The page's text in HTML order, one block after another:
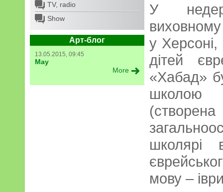
TV, radio
Show
Арт-блог
13.05.2015, 09:45
May
More
У
у
дітей
«Хабад»
школою
школярі
мову –